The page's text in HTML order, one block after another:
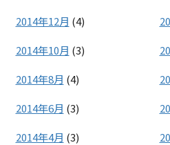
2014年12月 (4)
2014年10月 (3)
2014年8月 (4)
2014年6月 (3)
2014年4月 (3)